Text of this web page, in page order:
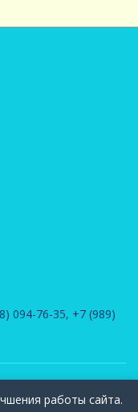
094-76-35, +7 (989)
интеллектуальной
работы сайта.